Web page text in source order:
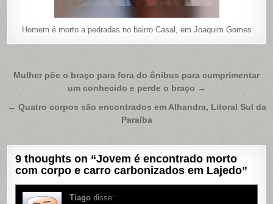
Homem é morto a pedradas no bairro Casal, em Joaquim Gomes
Navegação
Post
Mulher põe o braço para fora do ônibus para cumprimentar
um conhecido e perde o braço →
← Quatro corpos são encontrados em Alhandra, Litoral Sul da
Paraíba
9 thoughts on “Jovem é encontrado morto
com corpo e carro carbonizados em Lajedo”
Tiago disse: